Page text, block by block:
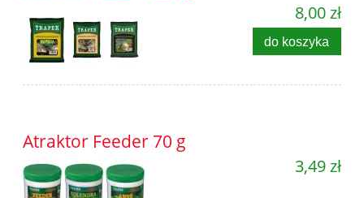
8,00 zł
do koszyka
Atraktor Feeder 70 g
3,49 zł